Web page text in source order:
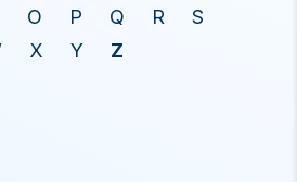
O P Q R
S
X Y Z